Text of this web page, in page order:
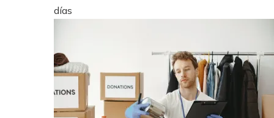
días